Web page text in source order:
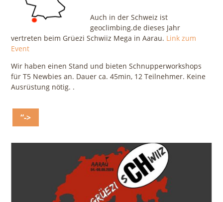
Auch in der Schweiz ist
geoclimbing.de dieses Jahr
vertreten beim Grüezi Schwiiz Mega in Aarau. Link zum
Event
Wir haben einen Stand und bieten Schnupperworkshops
für T5 Newbies an. Dauer ca. 45min, 12 Teilnehmer. Keine
Ausrüstung nötig. .
“->